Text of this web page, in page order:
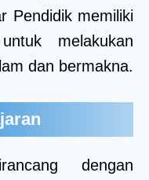
Pendidik memiliki
melakukan
dan bermakna.
dengan